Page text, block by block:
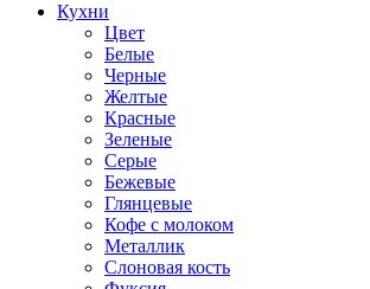
Кухни
Цвет
Белые
Черные
Желтые
Красные
Зеленые
Серые
Бежевые
Глянцевые
Кофе с молоком
Металлик
Слоновая кость